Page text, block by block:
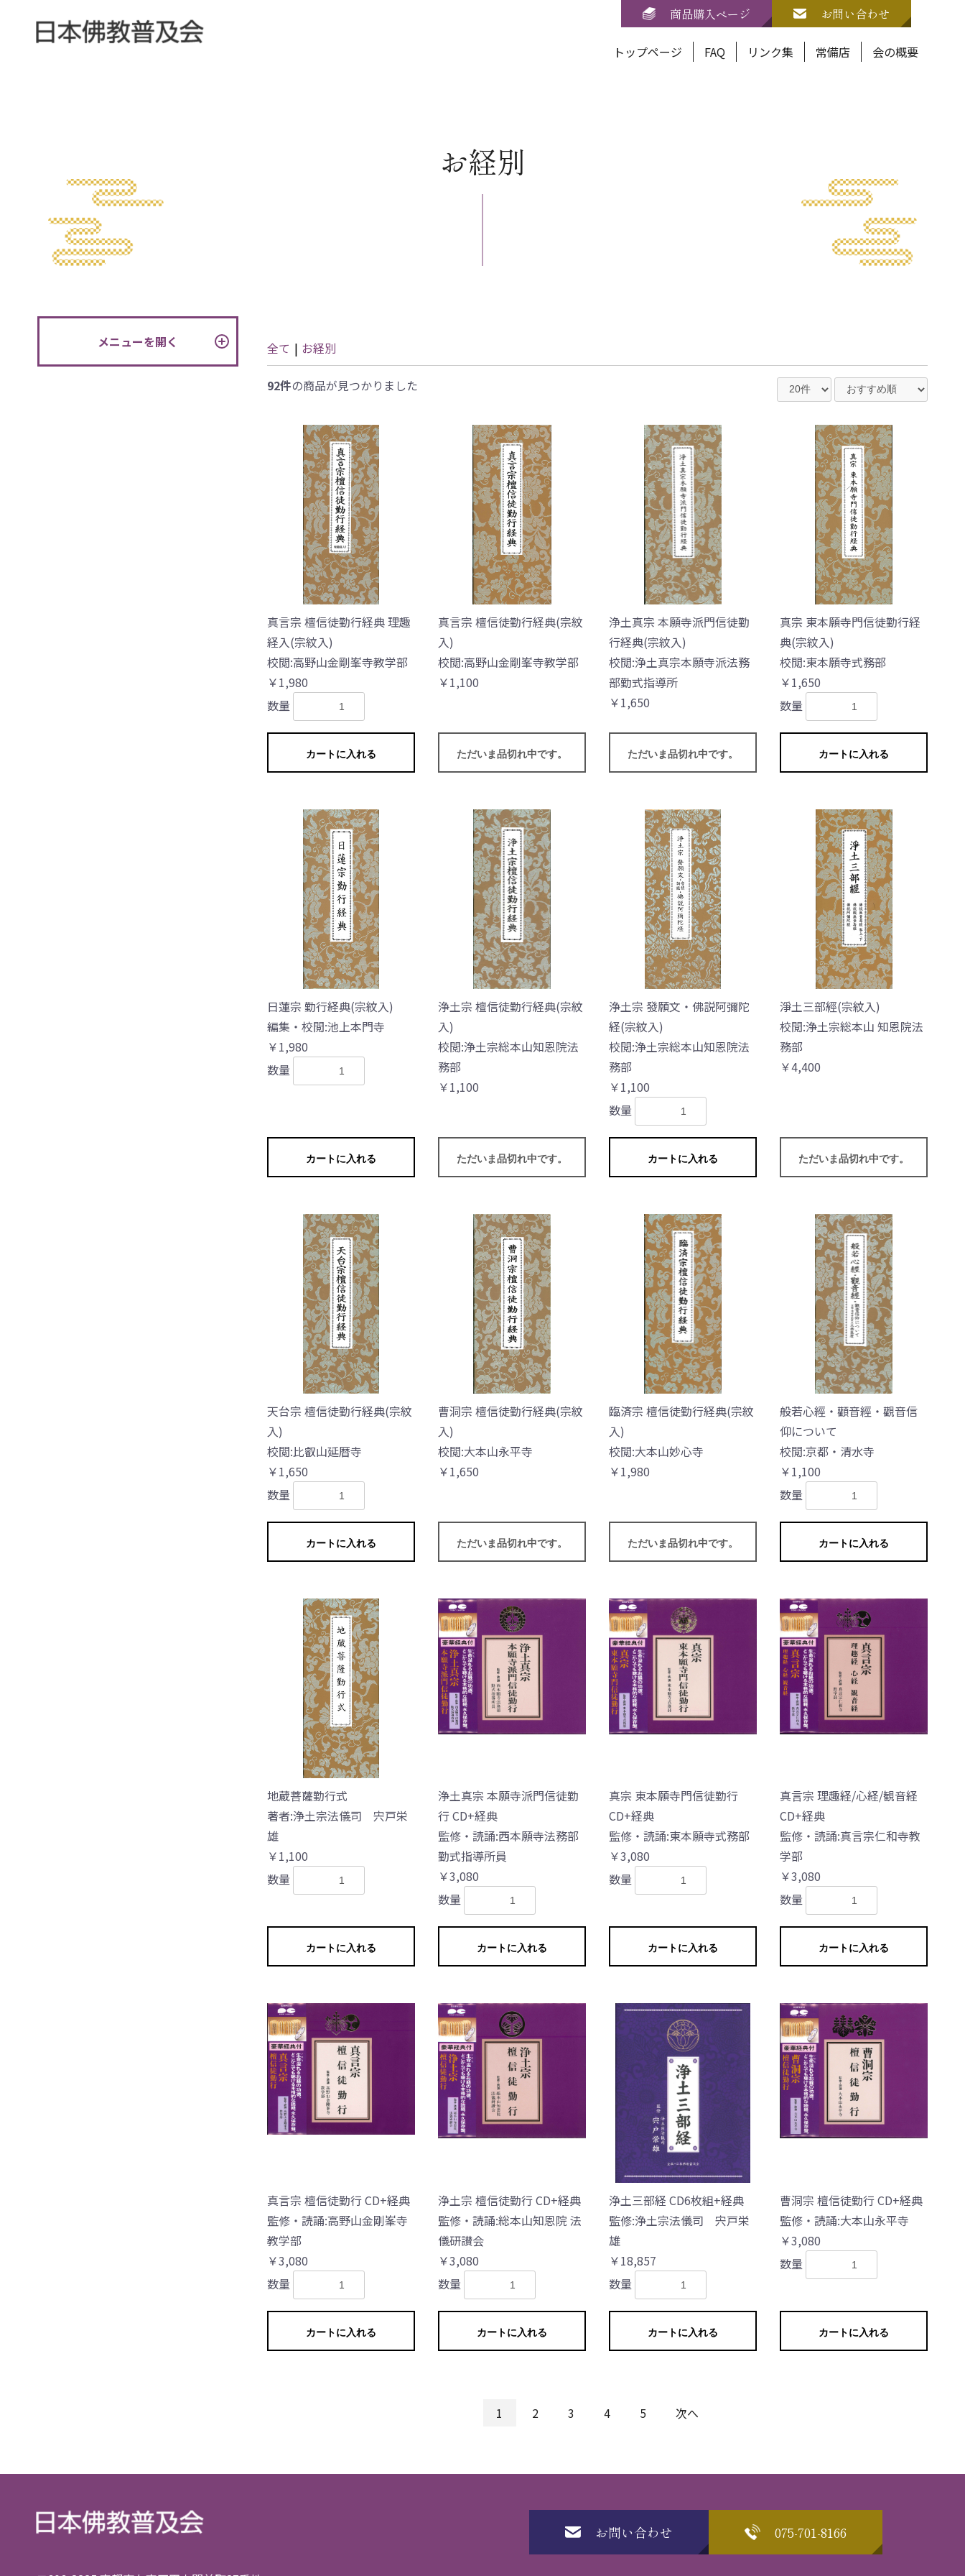
商品購入ページ お問い合わせ
トップページ FAQ リンク集 常備店 会の概要
お経別
メニューを開く 全て | お経別
92件の商品が見つかりました
真言宗 檀信徒勤行経典 理趣
経入(宗紋入)
校閲:高野山金剛峯寺教学部
￥1,980
数量
カートに入れる
真言宗 檀信徒勤行経典(宗紋
入)
校閲:高野山金剛峯寺教学部
￥1,100
ただいま品切れ中です。
浄土真宗 本願寺派門信徒勤
行経典(宗紋入)
校閲:浄土真宗本願寺派法務
部勤式指導所
￥1,650
ただいま品切れ中です。
真宗 東本願寺門信徒勤行経
典(宗紋入)
校閲:東本願寺式務部
￥1,650
数量
カートに入れる
日蓮宗 勤行経典(宗紋入)
編集・校閲:池上本門寺
￥1,980
数量
カートに入れる
浄土宗 檀信徒勤行経典(宗紋
入)
校閲:浄土宗総本山知恩院法
務部
￥1,100
ただいま品切れ中です。
浄土宗 發願文・佛説阿彌陀
経(宗紋入)
校閲:浄土宗総本山知恩院法
務部
￥1,100
数量
カートに入れる
淨土三部經(宗紋入)
校閲:浄土宗総本山 知恩院法
務部
￥4,400
ただいま品切れ中です。
天台宗 檀信徒勤行経典(宗紋
入)
校閲:比叡山延暦寺
￥1,650
数量
カートに入れる
曹洞宗 檀信徒勤行経典(宗紋
入)
校閲:大本山永平寺
￥1,650
ただいま品切れ中です。
臨済宗 檀信徒勤行経典(宗紋
入)
校閲:大本山妙心寺
￥1,980
ただいま品切れ中です。
般若心經・顴音經・觀音信
仰について
校閲:京都・清水寺
￥1,100
数量
カートに入れる
地蔵菩薩勤行式
著者:浄土宗法儀司 宍戸栄
雄
￥1,100
数量
カートに入れる
浄土真宗 本願寺派門信徒勤
行 CD+経典
監修・読誦:西本願寺法務部
勤式指導所員
￥3,080
数量
カートに入れる
真宗 東本願寺門信徒勤行
CD+経典
監修・読誦:東本願寺式務部
￥3,080
数量
カートに入れる
真言宗 理趣経/心経/観音経
CD+経典
監修・読誦:真言宗仁和寺教
学部
￥3,080
数量
カートに入れる
真言宗 檀信徒勤行 CD+経典
監修・読誦:高野山金剛峯寺
教学部
￥3,080
数量
カートに入れる
浄土宗 檀信徒勤行 CD+経典
監修・読誦:総本山知恩院 法
儀研讃会
￥3,080
数量
カートに入れる
浄土三部経 CD6枚組+経典
監修:浄土宗法儀司 宍戸栄
雄
￥18,857
数量
カートに入れる
曹洞宗 檀信徒勤行 CD+経典
監修・読誦:大本山永平寺
￥3,080
数量
カートに入れる
1 2 3 4 5 次へ
お問い合わせ 075-701-8166